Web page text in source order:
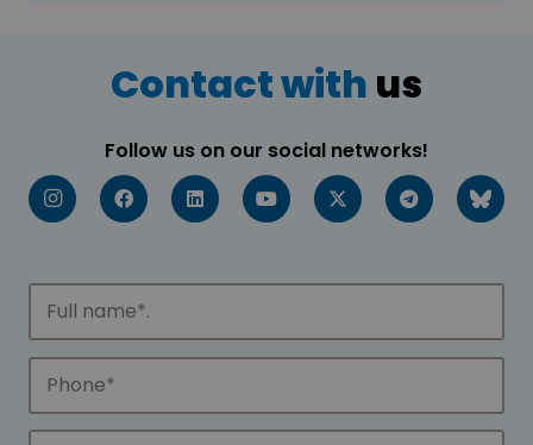
Contact with us
Follow us on our social networks!